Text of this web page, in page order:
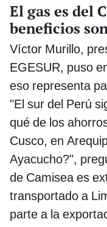
El gas es del
beneficios
Víctor Murillo,
EGESUR, puso
eso representa
"El sur del Perú
qué de los
Cusco, en
Ayacucho?",
de Camisea es
transportado a
parte a la